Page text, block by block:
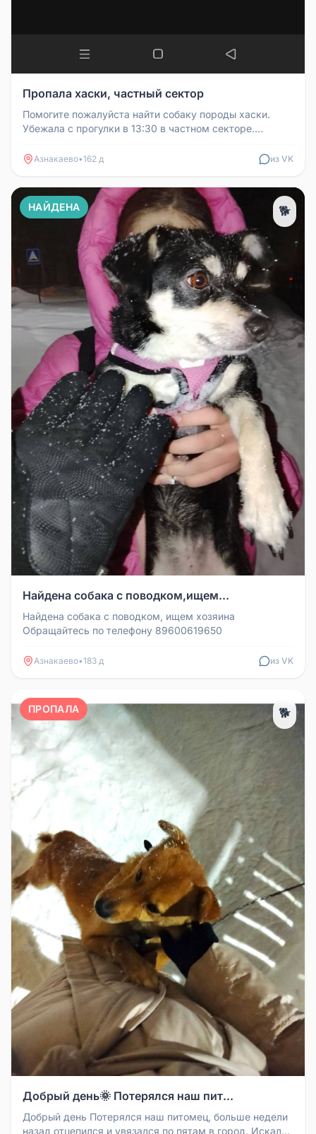
Пропала хаски, частный сектор
Помогите пожалуйста найти собаку породы хаски.
Убежала с прогулки в 13:30 в частном секторе.
Азнакаево•162 д из VK
НАЙДЕНА 🐕
Найдена собака с поводком,ищем...
Найдена собака с поводком, ищем хозяина
Обращайтесь по телефону 89600619650
Азнакаево•183 д из VK
ПРОПАЛА 🐕
Добрый день🌞 Потерялся наш пит...
Добрый день Потерялся наш питомец, больше недели
назад отцепился и увязался по пятам в город. Искали